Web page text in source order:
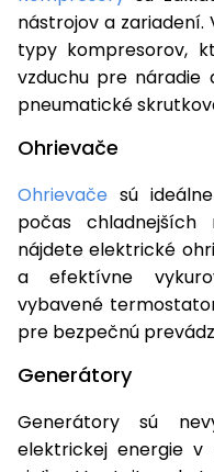
nástrojov a
typy kompresorov,
vzduchu pre náradie
pneumatické
Ohrievače
Ohrievače sú
počas
nájdete elektrické
a efektívne
vybavené
pre bezpečnú
Generátory
Generátory sú
elektrickej energie v